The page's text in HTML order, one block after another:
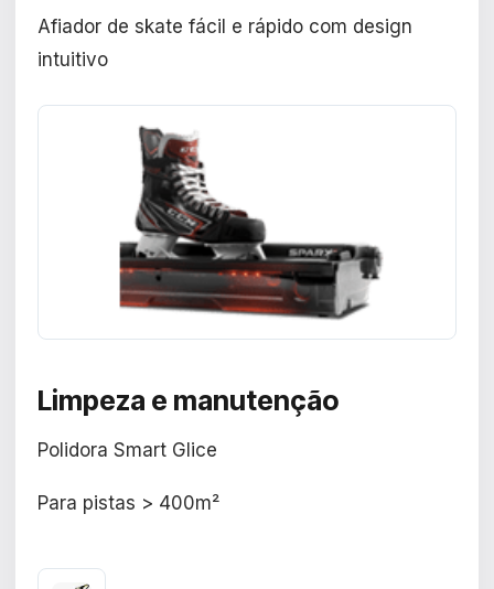
Afiador de skate fácil e rápido com design
intuitivo
Limpeza e manutenção
Polidora Smart Glice
Para pistas > 400m²